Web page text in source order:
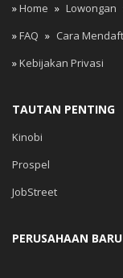
»Home » Lowongan
»FAQ » Cara
»Kebijakan Privasi
TAUTAN PENTING
Kinobi
Prospel
JobStreet
PERUSAHAAN